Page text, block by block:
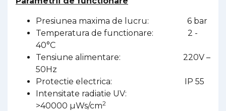
Presiunea maxima de lucru: 6 bar
Temperatura de functionare: 2 -
40°C
Tensiune alimentare: 220V –
50Hz
Protectie electrica: IP 55
Intensitate radiatie UV:
>40000 µWs/cm2